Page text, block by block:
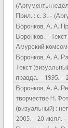
(Аргументы
Прил. : с. 3. –
Воронков, А. А.
Воронков. –
Амурский
Воронков, А. А.
Текст
правда. – 1995. –
Воронков, А. А.
творчестве Н.
(визуальный) :
2005. – 20 июля.